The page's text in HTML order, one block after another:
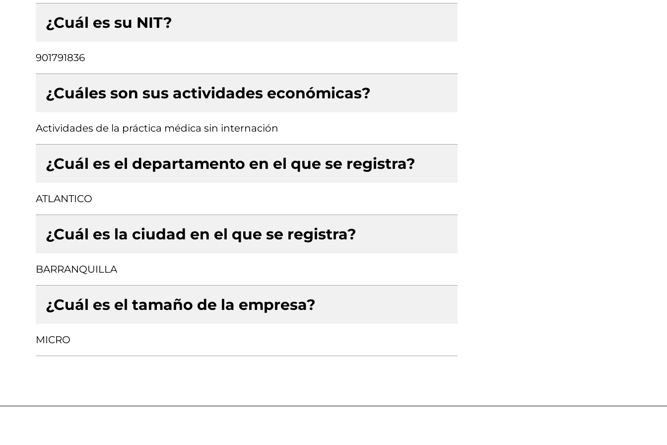
¿Cuál es su NIT?
901791836
¿Cuáles son sus actividades económicas?
Actividades de la práctica médica sin internación
¿Cuál es el departamento en el que se registra?
ATLANTICO
¿Cuál es la ciudad en el que se registra?
BARRANQUILLA
¿Cuál es el tamaño de la empresa?
MICRO